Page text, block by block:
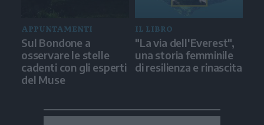
APPUNTAMENTI
Sul Bondone a
osservare le stelle
cadenti con gli esperti
del Muse
IL LIBRO
"La via dell'Everest",
una storia femminile
di resilienza e rinascita